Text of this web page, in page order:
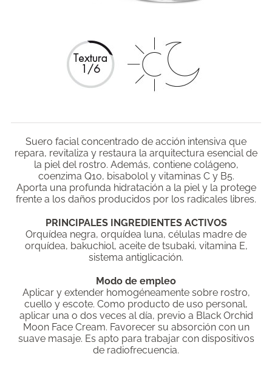
Suero facial concentrado de acción intensiva que
repara, revitaliza y restaura la arquitectura esencial de
la piel del rostro. Además, contiene colágeno,
coenzima Q10, bisabolol y vitaminas C y B5.
Aporta una profunda hidratación a la piel y la protege
frente a los daños producidos por los radicales libres.
PRINCIPALES INGREDIENTES ACTIVOS
Orquídea negra, orquídea luna, células madre de
orquídea, bakuchiol, aceite de tsubaki, vitamina E,
sistema antiglicación.
Modo de empleo
Aplicar y extender homogéneamente sobre rostro,
cuello y escote. Como producto de uso personal,
aplicar una o dos veces al día, previo a Black Orchid
Moon Face Cream. Favorecer su absorción con un
suave masaje. Es apto para trabajar con dispositivos
de radiofrecuencia.